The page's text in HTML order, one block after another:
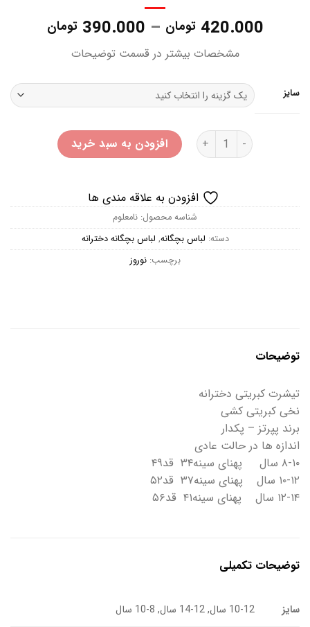
420.000 تومان –
390.000 تومان
420.000
مشخصات بیشتر در قسمت توضیحات
سایز
تیشرت کبریتی دخترانه پپرتز عددافزودن به سبد خرید
افزودن به علاقه مندی ها
شناسه محصول: نامعلوم
دسته: لباس بچگانه, لباس بچگانه دخترانه
برچسب:نوروز
توضیحات
تیشرت کبریتی دخترانه
نخی کبریتی کشی
برند پپرتز – پکدار
اندازه ها در حالت عادی
۸-۱۰ سال پهنای سینه۳۴ قد۴۹
۱۰-۱۲ سال پهنای سینه۳۷ قد۵۲
۱۲-۱۴ سال پهنای سینه۴۱ قد۵۶
توضیحات تکمیلی
سایز 10-12 سال, 12-14 سال, 8-10 سال